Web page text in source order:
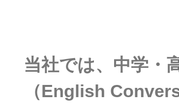
当社では、中学・
（English